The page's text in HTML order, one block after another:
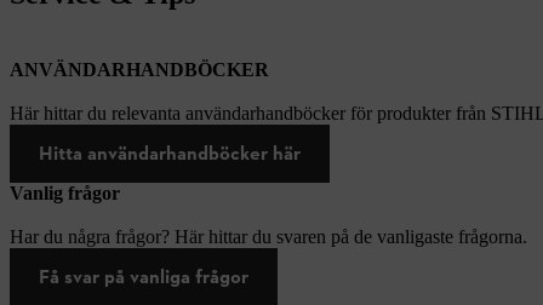
ANVÄNDARHANDBÖCKER
Här hittar du relevanta användarhandböcker för produkter från
Hitta användarhandböcker här
Vanlig frågor
Har du några frågor? Här hittar du svaren på de vanligaste frågorna.
Få svar på vanliga frågor